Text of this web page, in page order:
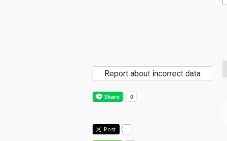
Report about incorrect data
Post -